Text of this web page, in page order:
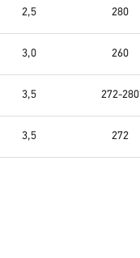
2,5 280
3,0 260
3,5 272-280
3,5 272